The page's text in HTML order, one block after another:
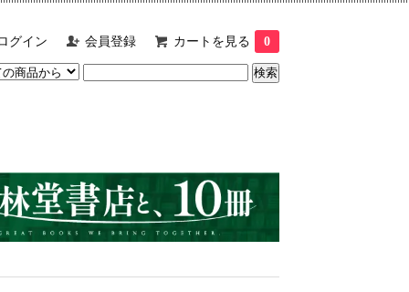
グイン 会員登録 カートを見る 0